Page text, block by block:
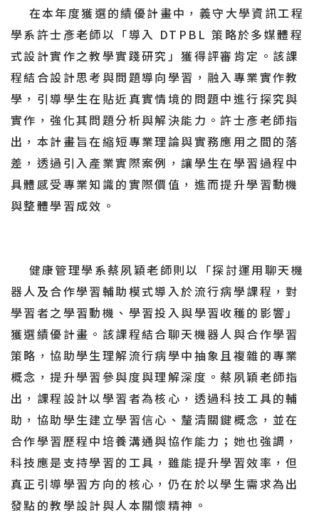
在本年度獲選的績優計畫中，義守大學資訊工程
學系許士彥老師以「導入 DTPBL 策略於多媒體程
式設計實作之教學實踐研究」獲得評審肯定。該課
程結合設計思考與問題導向學習，融入專業實作教
學，引導學生在貼近真實情境的問題中進行探究與
實作，強化其問題分析與解決能力。許士彥老師指
出，本計畫旨在縮短專業理論與實務應用之間的落
差，透過引入產業實際案例，讓學生在學習過程中
具體感受專業知識的實際價值，進而提升學習動機
與整體學習成效。
健康管理學系蔡夙穎老師則以「探討運用聊天機
器人及合作學習輔助模式導入於流行病學課程，對
學習者之學習動機、學習投入與學習收穫的影響」
獲選績優計畫。該課程結合聊天機器人與合作學習
策略，協助學生理解流行病學中抽象且複雜的專業
概念，提升學習參與度與理解深度。蔡夙穎老師指
出，課程設計以學習者為核心，透過科技工具的輔
助，協助學生建立學習信心、釐清關鍵概念，並在
合作學習歷程中培養溝通與協作能力；她也強調，
科技應是支持學習的工具，雖能提升學習效率，但
真正引導學習方向的核心，仍在於以學生需求為出
發點的教學設計與人本關懷精神。